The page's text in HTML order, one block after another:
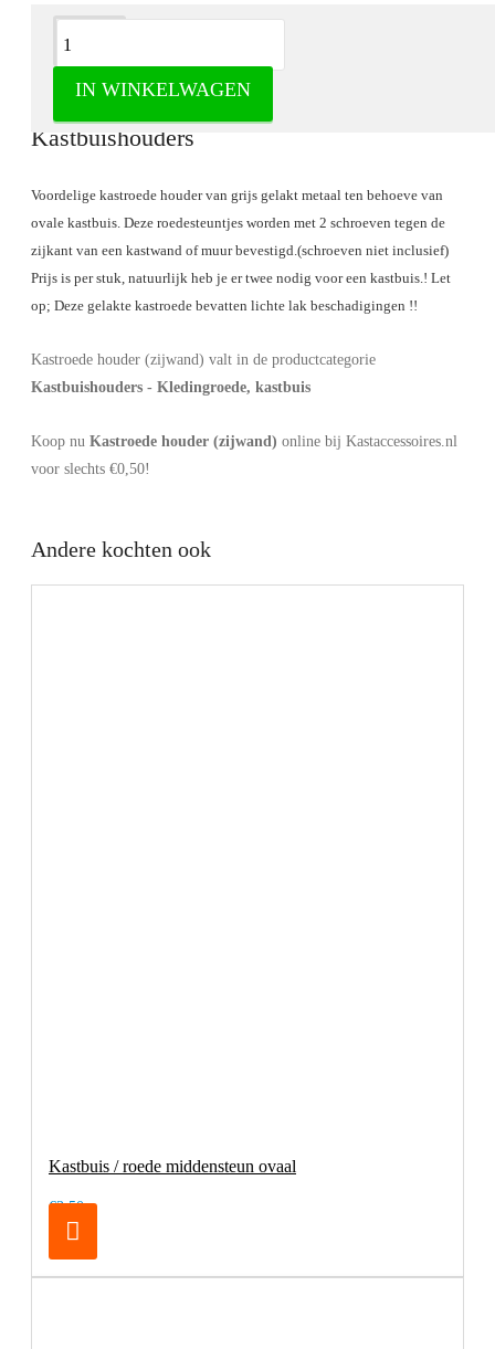
IN WINKELWAGEN
Omschrijving
Kastroede houder (zijwand) -
Kastbuishouders
Voordelige kastroede houder van grijs gelakt metaal ten behoeve van
ovale kastbuis. Deze roedesteuntjes worden met 2 schroeven tegen de
zijkant van een kastwand of muur bevestigd.(schroeven niet inclusief)
Prijs is per stuk, natuurlijk heb je er twee nodig voor een kastbuis.! Let
op; Deze gelakte kastroede bevatten lichte lak beschadigingen !!
Kastroede houder (zijwand) valt in de productcategorie
Kastbuishouders - Kledingroede, kastbuis
Koop nu Kastroede houder (zijwand) online bij Kastaccessoires.nl
voor slechts €0,50!
Andere kochten ook
Kastbuis / roede middensteun ovaal
€3,50